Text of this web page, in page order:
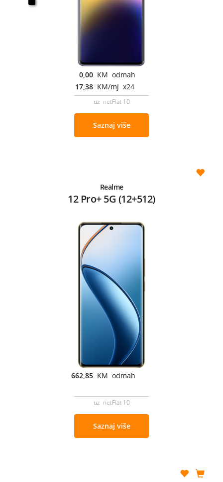
0,00 KM odmah
17,38 KM/mj x24
uz netFlat 10
Saznaj više
Realme
12 Pro+ 5G (12+512)
662,85 KM odmah
uz netFlat 10
Saznaj više